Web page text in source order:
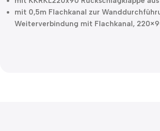
mit 0,5m Flachkanal zur
Weiterverbindung mit Flachkanal,